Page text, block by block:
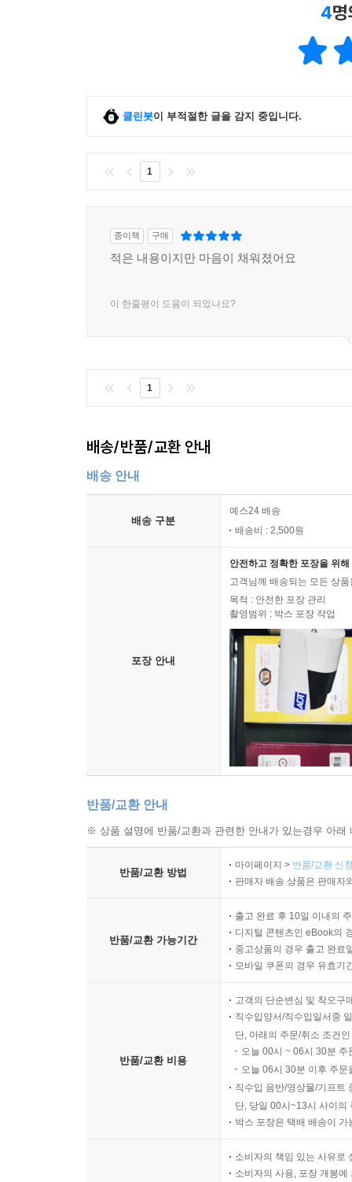
4
클린봇이 부적절한 글을 감지 중입니다.
1
종이책 구매
적은 내용이지만 마음이 채워졌어요
이 한줄평이 도움이 되었나요?
1
배송/반품/교환 안내
배송 안내
배송 구분
예스24 배송
배송비 : 2,500원
포장 안내
안전하고 정확한 포장을 위
고객님께 배송되는 모든 상
목적 : 안전한 포장 관리
촬영범위 : 박스 포장 작업
반품/교환 안내
※ 상품 설명에 반품/교환과 관련한 안내가 있는경우 아
반품/교환 방법
마이페이지 > 반품/교환 신
판매자 배송 상품은 판매자
반품/교환 가능기간
출고 완료 후 10일 이내의
디지털 콘텐츠인 eBook의
중고상품의 경우 출고 완료
모바일 쿠폰의 경우 유효기
반품/교환 비용
고객의 단순변심 및 착오구
직수입양서/직수입일서중
단, 아래의 주문/취소 조건
오늘 00시 ~ 06시 30분
오늘 06시 30분 이후 주
직수입 음반/영상물/기프트
단, 당일 00시~13시 사이의
박스 포장은 택배 배송이
소비자의 책임 있는 사유로
소비자의 사용, 포장 개봉